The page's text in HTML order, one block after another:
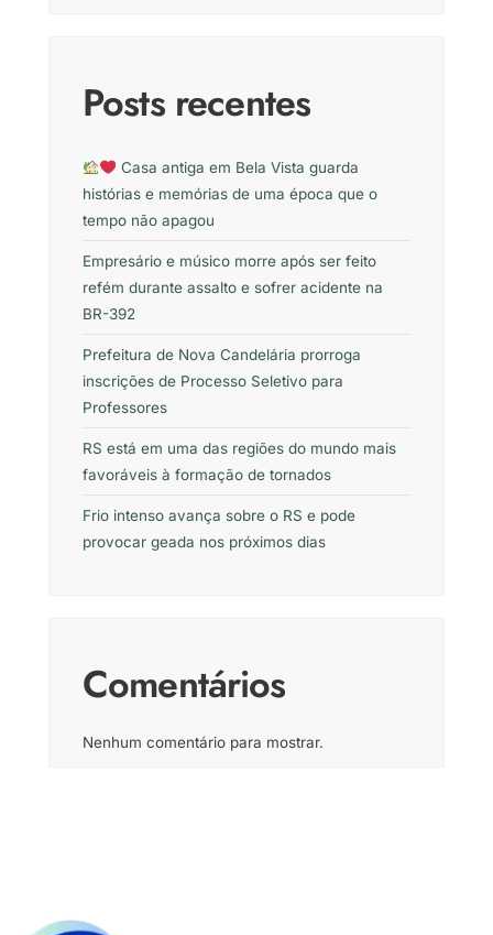
Posts recentes
Casa antiga em Bela Vista guarda
histórias e memórias de uma época que o
tempo não apagou
Empresário e músico morre após ser feito
refém durante assalto e sofrer acidente na
BR-392
Prefeitura de Nova Candelária prorroga
inscrições de Processo Seletivo para
Professores
RS está em uma das regiões do mundo mais
favoráveis à formação de tornados
Frio intenso avança sobre o RS e pode
provocar geada nos próximos dias
Comentários
Nenhum comentário para mostrar.